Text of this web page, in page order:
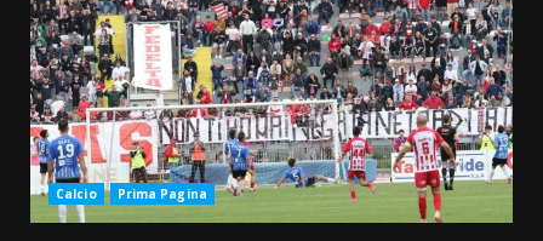
Calcio Prima Pagina